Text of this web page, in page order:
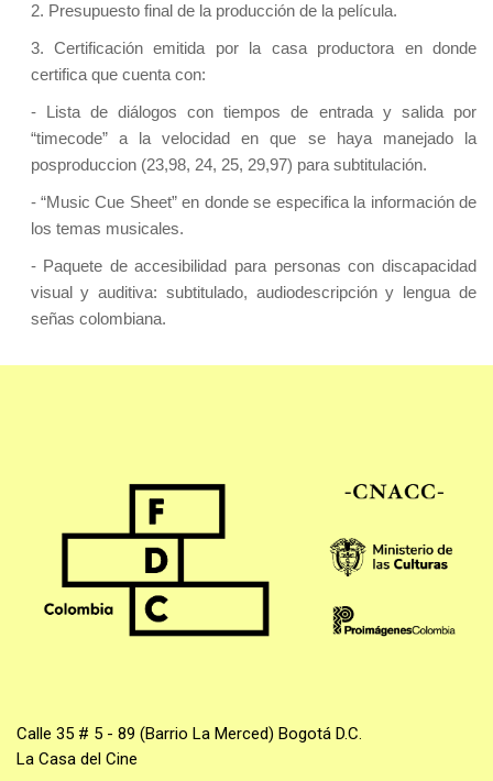
2. Presupuesto final de la producción de la película.
3. Certificación emitida por la casa productora en donde
certifica que cuenta con:
- Lista de diálogos con tiempos de entrada y salida por
“timecode” a la velocidad en que se haya manejado la
posproduccion (23,98, 24, 25, 29,97) para subtitulación.
- “Music Cue Sheet” en donde se especifica la información de
los temas musicales.
- Paquete de accesibilidad para personas con discapacidad
visual y auditiva: subtitulado, audiodescripción y lengua de
señas colombiana.
Calle 35 # 5 - 89 (Barrio La Merced) Bogotá D.C.
La Casa del Cine